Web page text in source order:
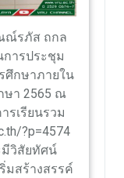
ณ์รภัส ถกล
การประชุม
กษาภายใน
ษา 2565 ณ
รเรียนรวม
?p=4574
มีวิสัยทัศน์
มสร้างสรรค์